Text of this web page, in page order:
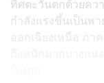
ทิศตะวันตกด้วยคว
กำลังแรงขึ้นเป็นพ
ออกเฉียงเหนือ ภ